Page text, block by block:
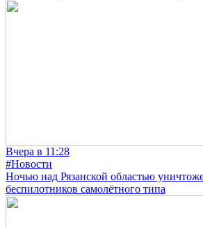
Вчера в 11:28
#Новости
Ночью над Рязанской областью
беспилотников самолётного типа